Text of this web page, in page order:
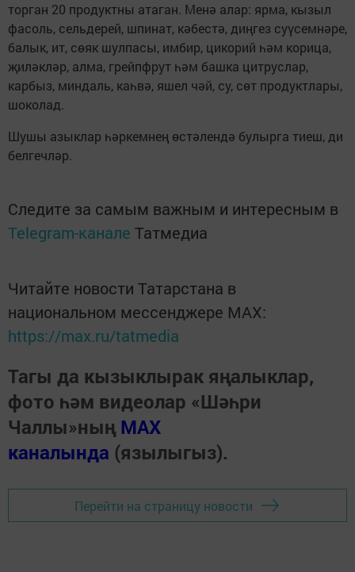
торган 20 продуктны атаган. Менә алар: ярма, кызыл
фасоль, сельдерей, шпинат, кәбестә, диңгез суүсемнәре,
балык, ит, сөяк шулпасы, имбир, цикорий һәм корица,
җиләкләр, алма, грейпфрут һәм башка цитруслар,
карбыз, миндаль, каһвә, яшел чәй, су, сөт продуктлары,
шоколад.
Шушы азыклар һәркемнең өстәлендә булырга тиеш, ди
белгечләр.
Следите за самым важным и интересным в
Telegram-канале Татмедиа
Читайте новости Татарстана в
национальном мессенджере MАХ:
https://max.ru/tatmedia
Тагы да кызыклырак яңалыклар,
фото һәм видеолар «Шәһри
Чаллы»ның MAX
каналында (язылыгыз).
Перейти на страницу новости